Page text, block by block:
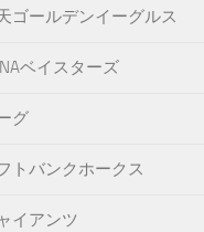
ゴールデンイーグルス
ベイスターズ
グ
トバンクホークス
イアンツ